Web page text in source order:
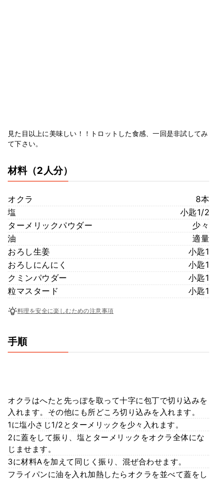
見た目以上に美味しい！！トロットした食感、一回是非試してみ
て下さい。
材料（2人分）
オクラ
8本
塩
小匙1/2
ターメリックパウダー
少々
油
適量
おろし生姜
小匙1
おろしにんにく
小匙1
クミンパウダー
小匙1
粒マスタード
小匙1
料理を安全に楽しむための注意事項
手順
オクラはへたと先っぽを取って十字に包丁で切り込みを
入れます。その他にも所どころ切り込みを入れます。
1に塩小さじ1/2とターメリックを少々入れます。
2に蓋をして振り、塩とターメリックをオクラ全体にな
じませます。
3に材料Aを加えて同じく振り、混ぜ合わせます。
フライパンに油を入れ加熱したらオクラを並べて蓋をし